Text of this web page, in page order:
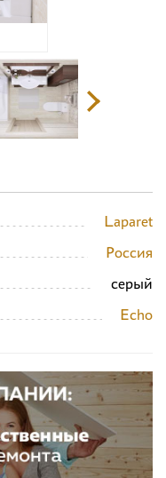
Laparet
Россия
серый
Echo